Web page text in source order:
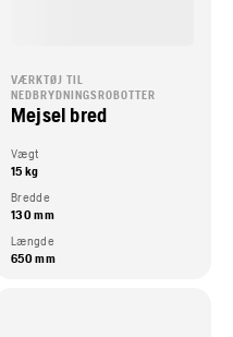
VÆRKTØJ TIL
NEDBRYDNINGSROBOTTER
Mejsel bred
Vægt
15 kg
Bredde
130 mm
Længde
650 mm